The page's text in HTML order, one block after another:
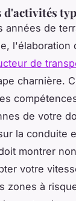
d'activités
années de
l'élaboration
de
charnière.
de votre
la conduite
montrer
votre
zones à